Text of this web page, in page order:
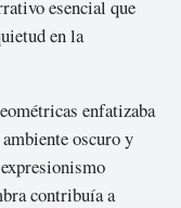
esencial que
en la
enfatizaba
oscuro y
contribuía a